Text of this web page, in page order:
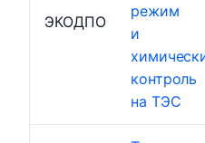
ЭКОДПО
режим
и
контроль
на ТЭС